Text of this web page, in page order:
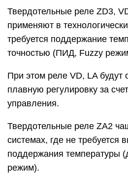
пуска асинхронных
учитывать пусковые токи
подбирать с многократным
тепла. Для защиты ТР от
перенапряжений
защиты отперегрузки по току
быстродействующие
Можно организовать
одного источника питания.